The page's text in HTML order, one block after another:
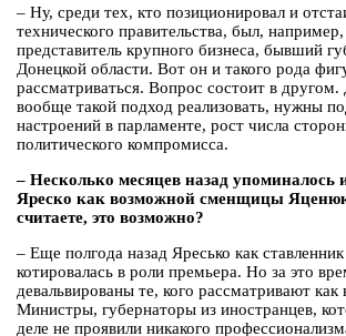
– Ну, среди тех, кто позиционировал и
технического правительства, был,
представитель крупного бизнеса, бывший
Донецкой области. Вот он и такого рода
рассматриваться. Вопрос состоит в
вообще такой подход реализовать, нужны
настроений в парламенте, рост числа
политического компромисса.
– Несколько месяцев назад упоминалось
Яреско как возможной сменщицы
считаете, это возможно?
– Еще полгода назад Яресько как
котировалась в роли премьера. Но за это
девальвированы те, кого рассматривают как
Министры, губернаторы из иностранцев,
деле не проявили никакого